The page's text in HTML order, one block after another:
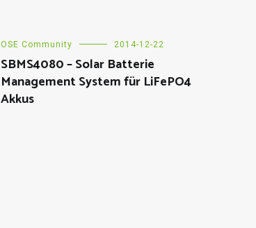
OSE Community 2014-12-22
SBMS4080 – Solar Batterie
Management System für LiFePO4
Akkus